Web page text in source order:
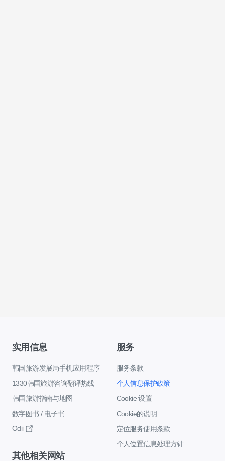
实用信息
韩国旅游发展局手机应用程序
1330韩国旅游咨询翻译热线
韩国旅游指南与地图
数字图书 / 电子书
Odii
服务
服务条款
个人信息保护政策
Cookie 设置
Cookie的说明
定位服务使用条款
个人位置信息处理方针
其他相关网站